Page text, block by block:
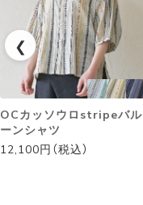
❮
OCカッソウロstripeバル
ーンシャツ
12,100円（税込）